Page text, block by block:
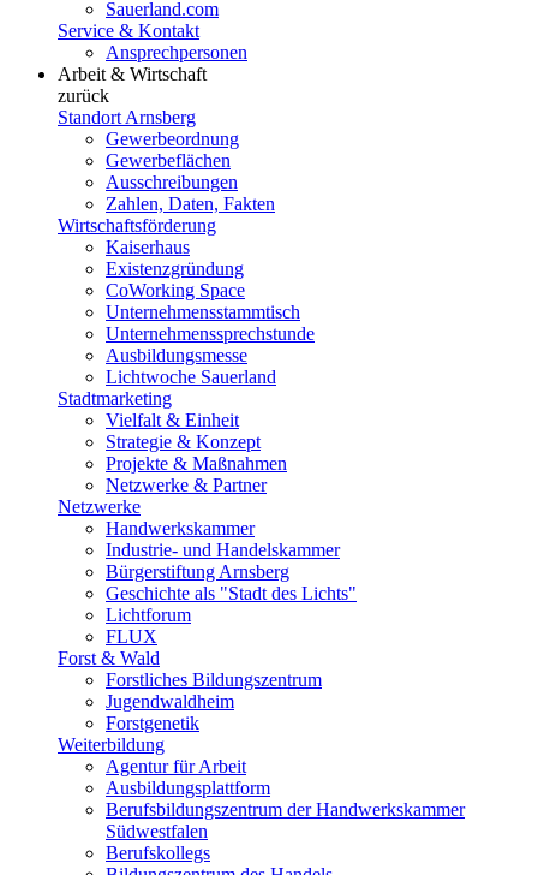
Sauerland.com
Service & Kontakt
Ansprechpersonen
Arbeit & Wirtschaft
zurück
Standort Arnsberg
Gewerbeordnung
Gewerbeflächen
Ausschreibungen
Zahlen, Daten, Fakten
Wirtschaftsförderung
Kaiserhaus
Existenzgründung
CoWorking Space
Unternehmensstammtisch
Unternehmenssprechstunde
Ausbildungsmesse
Lichtwoche Sauerland
Stadtmarketing
Vielfalt & Einheit
Strategie & Konzept
Projekte & Maßnahmen
Netzwerke & Partner
Netzwerke
Handwerkskammer
Industrie- und Handelskammer
Bürgerstiftung Arnsberg
Geschichte als "Stadt des Lichts"
Lichtforum
FLUX
Forst & Wald
Forstliches Bildungszentrum
Jugendwaldheim
Forstgenetik
Weiterbildung
Agentur für Arbeit
Ausbildungsplattform
Berufsbildungszentrum der Handwerkskammer
Südwestfalen
Berufskollegs